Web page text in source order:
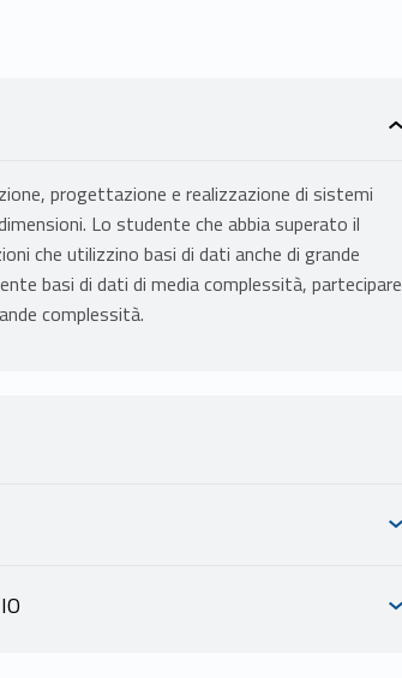
progettazione e realizzazione di sistemi
Lo studente che abbia superato il
che utilizzino basi di dati anche di grande
basi di dati di media complessità, partecipare
complessità.